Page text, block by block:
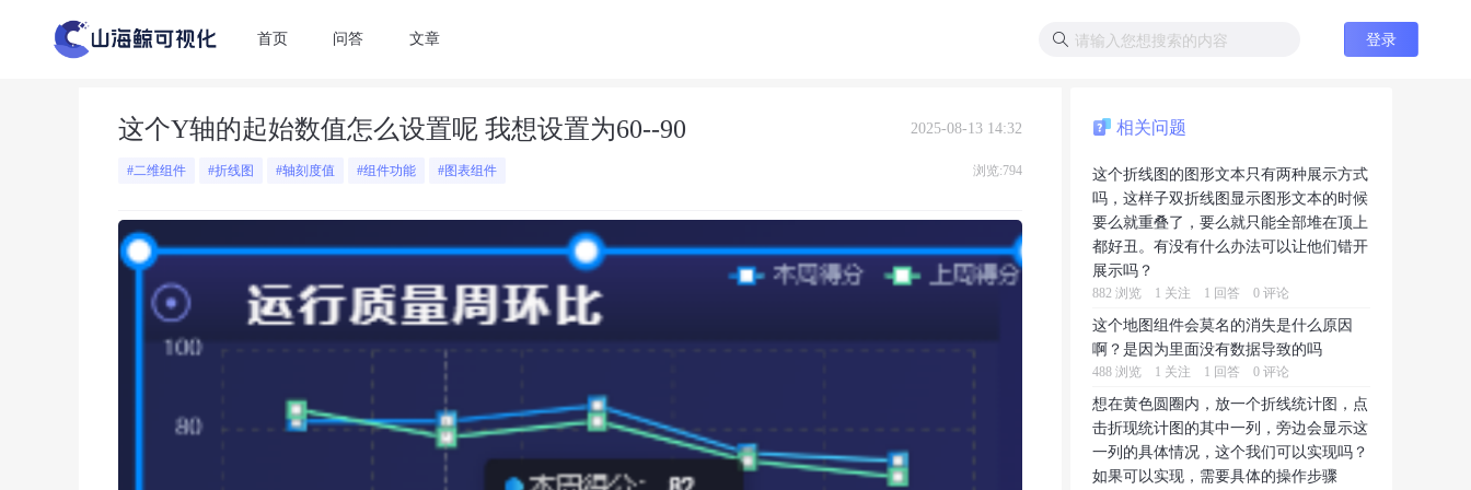
首页 问答 文章 登录
这个Y轴的起始数值怎么设置呢 我想设置为60--90 2025-08-13 14:32
#二维组件 #折线图 #轴刻度值 #组件功能 #图表组件 浏览:794
相关问题
这个折线图的图形文本只有两种展示方式
吗，这样子双折线图显示图形文本的时候
要么就重叠了，要么就只能全部堆在顶上
都好丑。有没有什么办法可以让他们错开
展示吗？
882 浏览 1 关注 1 回答 0 评论
这个地图组件会莫名的消失是什么原因
啊？是因为里面没有数据导致的吗
488 浏览 1 关注 1 回答 0 评论
想在黄色圆圈内，放一个折线统计图，点
击折现统计图的其中一列，旁边会显示这
一列的具体情况，这个我们可以实现吗？
如果可以实现，需要具体的操作步骤